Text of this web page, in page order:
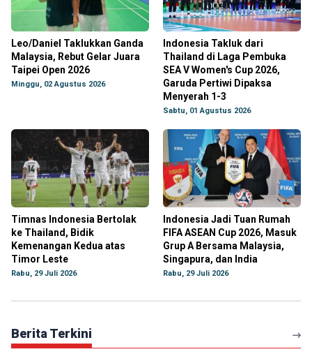
Leo/Daniel Taklukkan Ganda
Malaysia, Rebut Gelar Juara
Taipei Open 2026
Minggu, 02 Agustus 2026
Indonesia Takluk dari
Thailand di Laga Pembuka
SEA V Women's Cup 2026,
Garuda Pertiwi Dipaksa
Menyerah 1-3
Sabtu, 01 Agustus 2026
Timnas Indonesia Bertolak
ke Thailand, Bidik
Kemenangan Kedua atas
Timor Leste
Rabu, 29 Juli 2026
Indonesia Jadi Tuan Rumah
FIFA ASEAN Cup 2026, Masuk
Grup A Bersama Malaysia,
Singapura, dan India
Rabu, 29 Juli 2026
Berita Terkini